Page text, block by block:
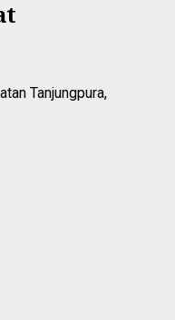
Tanjungpura,